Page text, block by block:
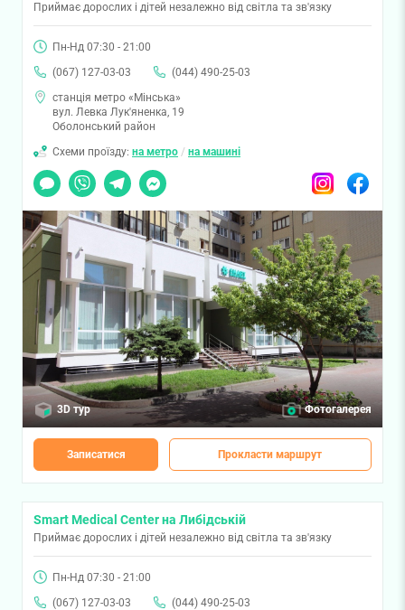
Приймає дорослих і дітей незалежно від світла та зв'язку
Пн-Нд 07:30 - 21:00
(067) 127-03-03
(044) 490-25-03
станція метро «Мінська»
вул. Левка Лук'яненка, 19
Оболонський район
Схеми проїзду: на метро / на машині
Чат
Viber TelegramMessenger InstagramFacebook
3D тур Фотогалерея
Записатися Прокласти маршрут
Smart Medical Center на Либідській
Приймає дорослих і дітей незалежно від світла та зв'язку
Пн-Нд 07:30 - 21:00
(067) 127-03-03
(044) 490-25-03